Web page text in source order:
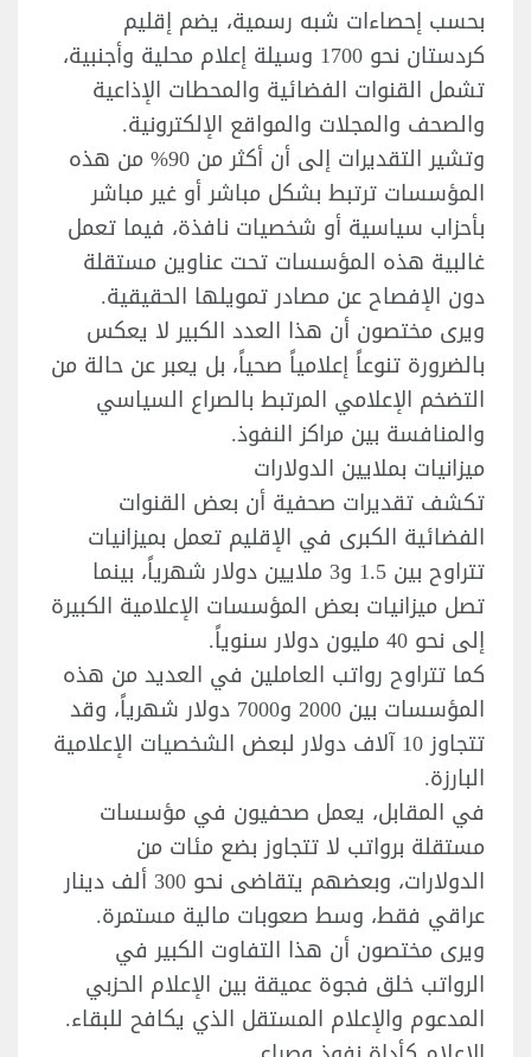
بحسب إحصاءات شبه رسمية، يضم إقليم
كردستان نحو 1700 وسيلة إعلام محلية وأجنبية،
تشمل القنوات الفضائية والمحطات الإذاعية
والصحف والمجلات والمواقع الإلكترونية.
وتشير التقديرات إلى أن أكثر من 90% من هذه
المؤسسات ترتبط بشكل مباشر أو غير مباشر
بأحزاب سياسية أو شخصيات نافذة، فيما تعمل
غالبية هذه المؤسسات تحت عناوين مستقلة
دون الإفصاح عن مصادر تمويلها الحقيقية.
ويرى مختصون أن هذا العدد الكبير لا يعكس
بالضرورة تنوعاً إعلامياً صحياً، بل يعبر عن حالة من
التضخم الإعلامي المرتبط بالصراع السياسي
والمنافسة بين مراكز النفوذ.
ميزانيات بملايين الدولارات
تكشف تقديرات صحفية أن بعض القنوات
الفضائية الكبرى في الإقليم تعمل بميزانيات
تتراوح بين 1.5 و3 ملايين دولار شهرياً، بينما
تصل ميزانيات بعض المؤسسات الإعلامية الكبيرة
إلى نحو 40 مليون دولار سنوياً.
كما تتراوح رواتب العاملين في العديد من هذه
المؤسسات بين 2000 و7000 دولار شهرياً، وقد
تتجاوز 10 آلاف دولار لبعض الشخصيات الإعلامية
البارزة.
في المقابل، يعمل صحفيون في مؤسسات
مستقلة برواتب لا تتجاوز بضع مئات من
الدولارات، وبعضهم يتقاضى نحو 300 ألف دينار
عراقي فقط، وسط صعوبات مالية مستمرة.
ويرى مختصون أن هذا التفاوت الكبير في
الرواتب خلق فجوة عميقة بين الإعلام الحزبي
المدعوم والإعلام المستقل الذي يكافح للبقاء.